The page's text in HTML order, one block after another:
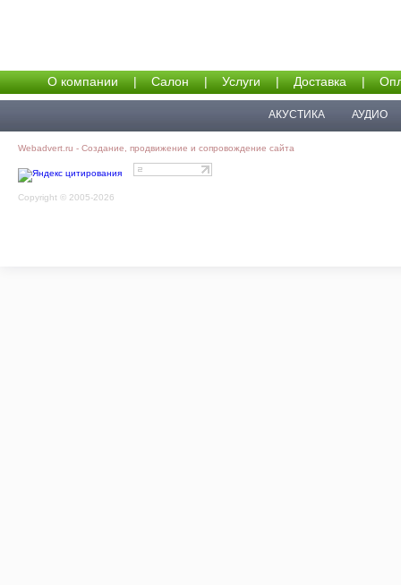
О компании | Салон | Услуги | Доставка |
АКУСТИКА АУДИО
Webadvert.ru - Создание, продвижение и сопровождение сайта
Copyright © 2005-2026